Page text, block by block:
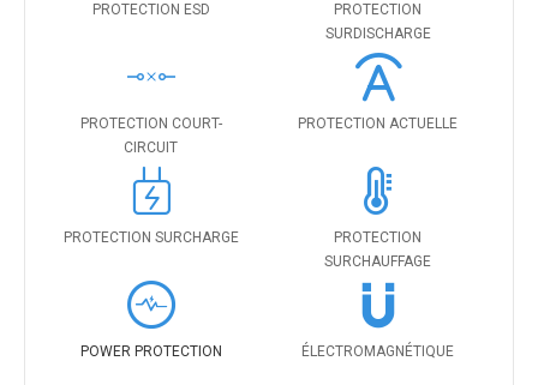
PROTECTION ESD
PROTECTION
SURDISCHARGE
PROTECTION COURT-
CIRCUIT
PROTECTION ACTUELLE
PROTECTION SURCHARGE
PROTECTION
SURCHAUFFAGE
POWER PROTECTION ÉLECTROMAGNÉTIQUE